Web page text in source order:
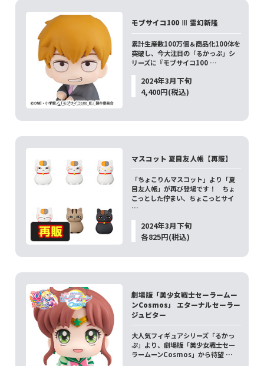
モブサイコ100 Ⅲ 霊幻新隆
累計生産数100万個＆商品化100体を
突破し、今大注目の「るかっぷ」シ
リーズに『モブサイコ100 …
2024年3月下旬
4,400円(税込)
マスコット 夏目友人帳【再販】
「ちょこりんマスコット」より「夏
目友人帳」が再び登場です！ ちょ
こっとした佇まい、ちょこっとサイ
…
2024年3月下旬
各825円(税込)
劇場版「美少女戦士セーラームー
ンCosmos」 エターナルセーラー
ジュピター
大人気フィギュアシリーズ「るかっ
ぷ」より、劇場版「美少女戦士セー
ラームーンCosmos」から待望 …